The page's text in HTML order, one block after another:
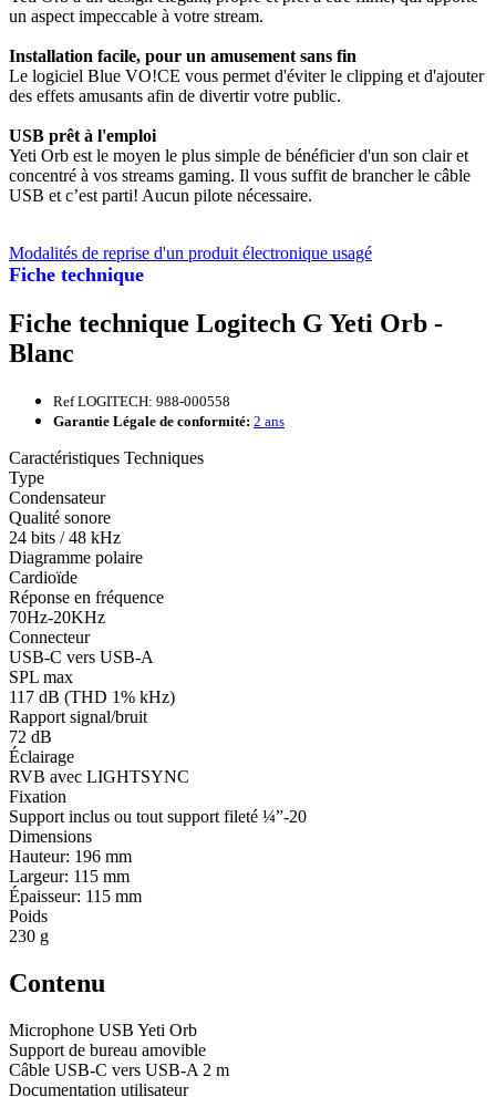
Fiche technique
un aspect impeccable à votre stream.
Installation facile, pour un amusement sans fin
Le logiciel Blue VO!CE vous permet d'éviter le clipping et d'ajouter
des effets amusants afin de divertir votre public.
USB prêt à l'emploi
Yeti Orb est le moyen le plus simple de bénéficier d'un son clair et
concentré à vos streams gaming. Il vous suffit de brancher le câble
USB et c’est parti! Aucun pilote nécessaire.
Modalités de reprise d'un produit électronique usagé
Fiche technique Logitech G Yeti Orb -
Blanc
Ref LOGITECH: 988-000558
Garantie Légale de conformité: 2 ans
Caractéristiques Techniques
Type
Condensateur
Qualité sonore
24 bits / 48 kHz
Diagramme polaire
Cardioïde
Réponse en fréquence
70Hz-20KHz
Connecteur
USB-C vers USB-A
SPL max
117 dB (THD 1% kHz)
Rapport signal/bruit
72 dB
Éclairage
RVB avec LIGHTSYNC
Fixation
Support inclus ou tout support fileté ¼”-20
Dimensions
Hauteur: 196 mm
Largeur: 115 mm
Épaisseur: 115 mm
Poids
230 g
Contenu
Microphone USB Yeti Orb
Support de bureau amovible
Câble USB-C vers USB-A 2 m
Documentation utilisateur